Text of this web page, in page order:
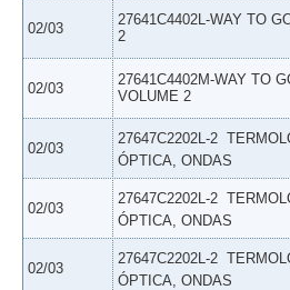
02/03
27641C4402L-WAY TO
2
02/03
27641C4402M-WAY TO
VOLUME 2
02/03
27647C2202L-2 
ÓPTICA, ONDAS
02/03
27647C2202L-2 
ÓPTICA, ONDAS
02/03
27647C2202L-2 
ÓPTICA, ONDAS